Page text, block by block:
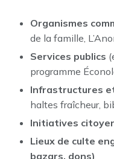
Organismes
de la famille,
Services publics
programme
Infrastructures
haltes fraîcheur,
Initiatives
Lieux de culte
bazars, dons)